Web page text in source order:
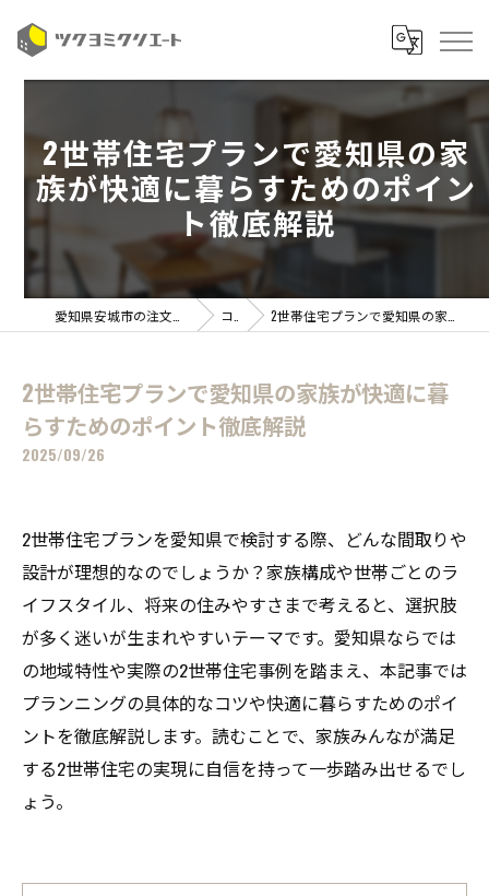
2世帯住宅プランで愛知県の家
族が快適に暮らすためのポイン
ト徹底解説
コラム 2世帯住宅プランで愛知県の家族が快適に暮らすためのポイント徹底解説
2世帯住宅プランで愛知県の家族が快適に暮
らすためのポイント徹底解説
2025/09/26
2世帯住宅プランを愛知県で検討する際、どんな間取りや
設計が理想的なのでしょうか？家族構成や世帯ごとのラ
イフスタイル、将来の住みやすさまで考えると、選択肢
が多く迷いが生まれやすいテーマです。愛知県ならでは
の地域特性や実際の2世帯住宅事例を踏まえ、本記事では
プランニングの具体的なコツや快適に暮らすためのポイ
ントを徹底解説します。読むことで、家族みんなが満足
する2世帯住宅の実現に自信を持って一歩踏み出せるでし
ょう。